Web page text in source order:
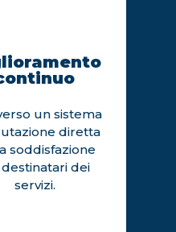
un sistema
diretta
soddisfazione
dei
servizi.